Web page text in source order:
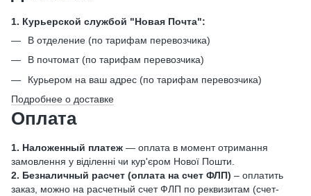
1. Курьерской службой "Новая Почта":
В отделение (по тарифам перевозчика)
В почтомат (по тарифам перевозчика)
Курьером на ваш адрес (по тарифам перевозчика)
Подробнее о доставке
Оплата
1. Наложенный платеж — оплата в момент отримання
замовлення у віділенні чи кур'єром Нової Пошти.
2. Безналичный расчет (оплата на счет ФЛП) – оплатить
заказ, можно на расчетный счет ФЛП по реквизитам (счет-